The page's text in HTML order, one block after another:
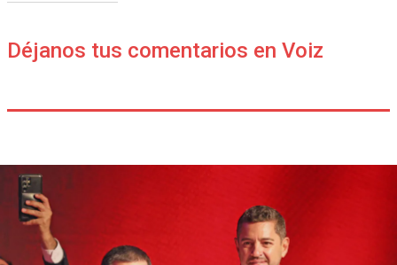
Déjanos tus comentarios en Voiz